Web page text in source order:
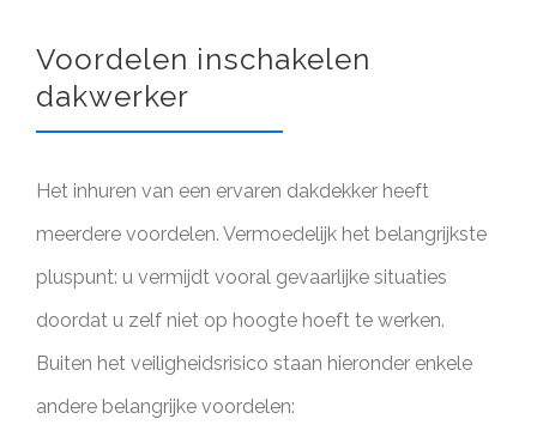
Voordelen inschakelen
dakwerker
Het inhuren van een ervaren dakdekker heeft
meerdere voordelen. Vermoedelijk het belangrijkste
pluspunt: u vermijdt vooral gevaarlijke situaties
doordat u zelf niet op hoogte hoeft te werken.
Buiten het veiligheidsrisico staan hieronder enkele
andere belangrijke voordelen: